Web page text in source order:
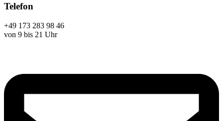
Telefon
+49 173 283 98 46
von 9 bis 21 Uhr